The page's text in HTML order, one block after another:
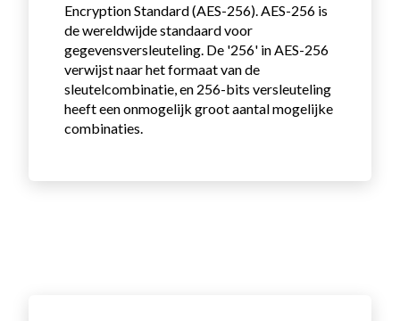
Encryption Standard (AES-256).AES-256 is
de wereldwijde standaard voor
gegevensversleuteling. De '256' in AES-256
verwijst naar het formaat van de
sleutelcombinatie, en 256-bits versleuteling
heeft een onmogelijk groot aantal mogelijke
combinaties.